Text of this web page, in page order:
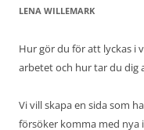
LENA WILLEMARK
Hur gör du för att lyckas i
arbetet och hur tar du dig
Vi vill skapa en sida som
försöker komma med nya